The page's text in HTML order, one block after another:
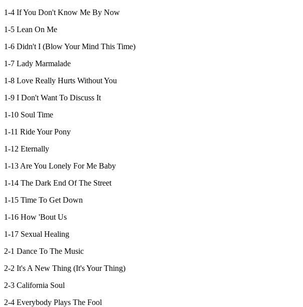
1-4 If You Don't Know Me By Now
1-5 Lean On Me
1-6 Didn't I (Blow Your Mind This Time)
1-7 Lady Marmalade
1-8 Love Really Hurts Without You
1-9 I Don't Want To Discuss It
1-10 Soul Time
1-11 Ride Your Pony
1-12 Eternally
1-13 Are You Lonely For Me Baby
1-14 The Dark End Of The Street
1-15 Time To Get Down
1-16 How 'Bout Us
1-17 Sexual Healing
2-1 Dance To The Music
2-2 It's A New Thing (It's Your Thing)
2-3 California Soul
2-4 Everybody Plays The Fool